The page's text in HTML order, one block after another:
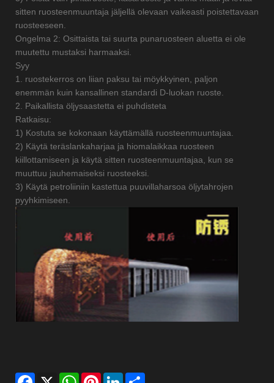
sitten ruosteenmuuntaja jäljellä olevaan vaikeasti poistettavaan
ruosteeseen.
Ongelma 2: Osittaista tai suurta punaruosteen aluetta ei ole
muutettu mustaksi harmaaksi.
Syy
1. ruostekerros on liian paksu tai möykkyinen, paljon
enemmän kuin kansallinen standardi D-luokan ruoste.
2. Paikallista öljysaastetta ei puhdisteta
Ratkaisu:
1) Kostuta se kokonaan käyttämällä ruosteenmuuntajaa.
2) Käytä teräslankaharjaa ja hiomalaikkaa ruosteen
kiillottamiseen ja käytä sitten ruosteenmuuntajaa, kun se
muuttuu jauhemaiseksi ruosteeksi.
3) Käytä petroliiniin kastettua puuvillaharsoa öljytahrojen
pyyhkimiseen.
Facebook
X WhatsAppPinterestLinkedIn